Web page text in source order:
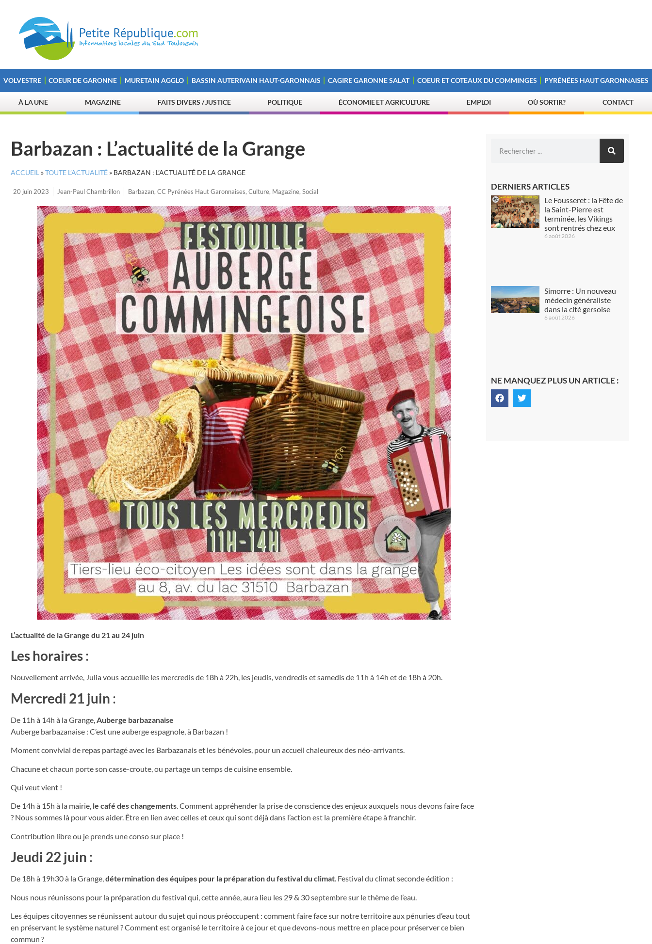
VOLVESTRE COEUR DE GARONNE MURETAIN AGGLO BASSIN AUTERIVAIN HAUT-GARONNAIS CAGIRE GARONNE SALAT COEUR ET COTEAUX DU COMMINGES PYRÉNÉES HAUT GARONNAISES
À LA UNE MAGAZINE FAITS DIVERS / JUSTICE POLITIQUE ÉCONOMIE ET AGRICULTURE EMPLOI OÙ SORTIR? CONTACT
Barbazan : L’actualité de la Grange
ACCUEIL »TOUTE L’ACTUALITÉ » BARBAZAN : L’ACTUALITÉ DE LA GRANGE
20 juin 2023 Jean-Paul Chambrillon Barbazan, CC Pyrénées Haut Garonnaises, Culture, Magazine, Social
L’actualité de la Grange du 21 au 24 juin
Les horaires :
Nouvellement arrivée, Julia vous accueille les mercredis de 18h à 22h, les jeudis, vendredis et samedis de 11h à 14h et de 18h à 20h.
Mercredi 21 juin :
De 11h à 14h à la Grange, Auberge barbazanaise
Auberge barbazanaise : C’est une auberge espagnole, à Barbazan !
Moment convivial de repas partagé avec les Barbazanais et les bénévoles, pour un accueil chaleureux des néo-arrivants.
Chacune et chacun porte son casse-croute, ou partage un temps de cuisine ensemble.
Qui veut vient !
De 14h à 15h à la mairie, le café des changements. Comment appréhender la prise de conscience des enjeux auxquels nous devons faire face
? Nous sommes là pour vous aider. Être en lien avec celles et ceux qui sont déjà dans l’action est la première étape à franchir.
Contribution libre ou je prends une conso sur place !
Jeudi 22 juin :
De 18h à 19h30 à la Grange,détermination des équipes pour la préparation du festival du climat. Festival du climat seconde édition :
Nous nous réunissons pour la préparation du festival qui, cette année, aura lieu les 29 & 30 septembre sur le thème de l’eau.
Les équipes citoyennes se réunissent autour du sujet qui nous préoccupent : comment faire face sur notre territoire aux pénuries d’eau tout
en préservant le système naturel ? Comment est organisé le territoire à ce jour et que devons-nous mettre en place pour préserver ce bien
commun ?
DERNIERS ARTICLES
Le Fousseret : la Fête de
la Saint-Pierre est
terminée, les Vikings
sont rentrés chez eux
6 août 2026
Simorre : Un nouveau
médecin généraliste
dans la cité gersoise
6 août 2026
NE MANQUEZ PLUS UN ARTICLE :